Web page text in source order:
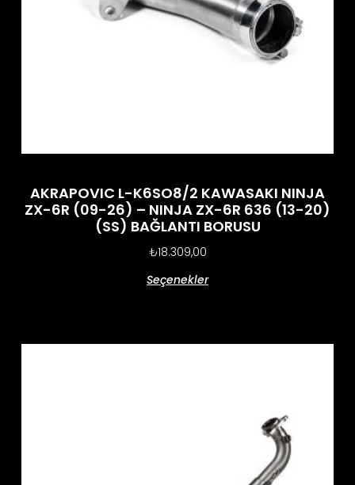
AKRAPOVIC L-K6SO8/2 KAWASAKI NINJA
ZX-6R (09-26) – NINJA ZX-6R 636 (13-20)
(SS) BAĞLANTI BORUSU
₺18.309,00
Seçenekler